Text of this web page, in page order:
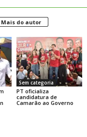
Mais do autor
Sem categoria
PT oficializa
candidatura de
Camarão ao Governo